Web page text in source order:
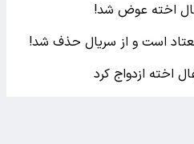
اخته عوض شد!
است و از سریال حذف شد!
اخته ازدواج کرد